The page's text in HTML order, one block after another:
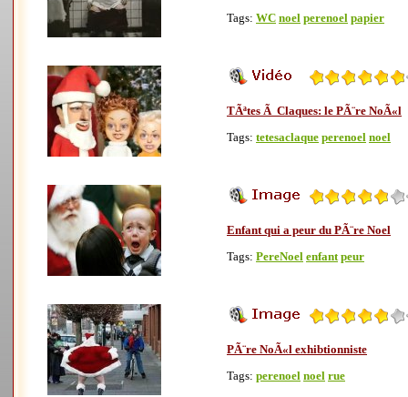
Tags: WC noel perenoel papier
TÃªtes Ã Claques: le PÃ¨re NoÃ«l
Tags: tetesaclaque perenoel noel
Enfant qui a peur du PÃ¨re Noel
Tags: PereNoel enfant peur
PÃ¨re NoÃ«l exhibtionniste
Tags: perenoel noel rue